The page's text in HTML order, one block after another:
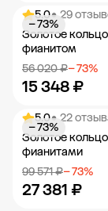
Добавить
5.0• 29
Золотое
фианитом
56 020 ₽− 73%
15 348 ₽
− 73%
Добавить
5.0• 22
Золотое
фианитами
99 571 ₽− 73%
27 381 ₽
− 73%